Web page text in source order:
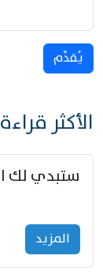
يُقدِّم
الأكثر قراءة
المزید